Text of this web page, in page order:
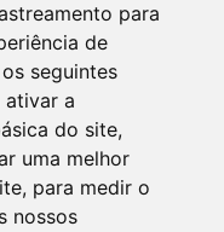
para
de
seguintes
ativar a
do site,
uma melhor
, para medir o
nossos
Porto Alegre -